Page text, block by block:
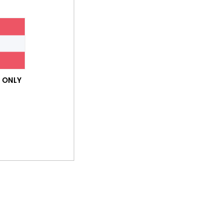
Durchschnittliche Bewertung